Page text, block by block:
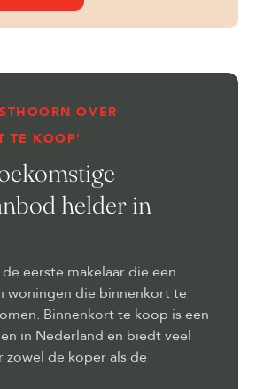
OVER
TE KOOP'
helder in
eerste makelaar die een
woningen die binnenkort te
Binnenkort te koop is een
in Nederland en biedt veel
de koper als de